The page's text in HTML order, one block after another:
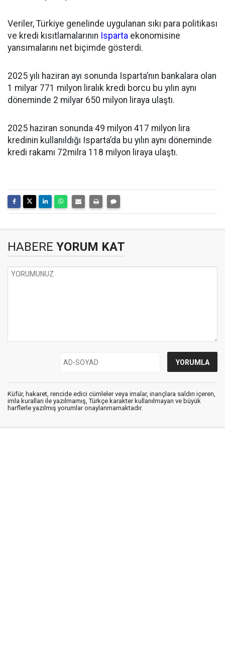
Veriler, Türkiye genelinde uygulanan sıkı para politikası
ve kredi kısıtlamalarının Isparta ekonomisine
yansımalarını net biçimde gösterdi.
2025 yılı haziran ayı sonunda Isparta’nın bankalara olan
1 milyar 771 milyon liralık kredi borcu bu yılın aynı
döneminde 2 milyar 650 milyon liraya ulaştı.
2025 haziran sonunda 49 milyon 417 milyon lira
kredinin kullanıldığı Isparta’da bu yılın aynı döneminde
kredi rakamı 72milra 118 milyon liraya ulaştı.
HABERE YORUM KAT
Küfür, hakaret, rencide edici cümleler veya imalar, inançlara saldırı içeren,
imla kuralları ile yazılmamış, Türkçe karakter kullanılmayan ve büyük
harflerle yazılmış yorumlar onaylanmamaktadır.